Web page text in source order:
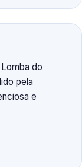
do
pela
e